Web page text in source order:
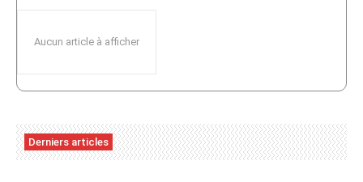
Aucun article à afficher
Derniers articles